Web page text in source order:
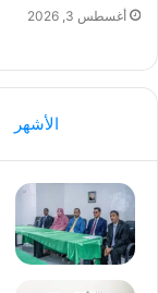
أغسطس 3, 2026
الأشهر